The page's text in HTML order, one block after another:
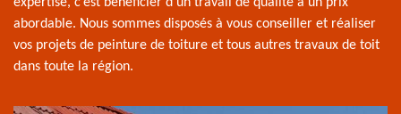
abordable. Nous sommes disposés à vous conseiller et réaliser
vos projets de peinture de toiture et tous autres travaux de toit
dans toute la région.